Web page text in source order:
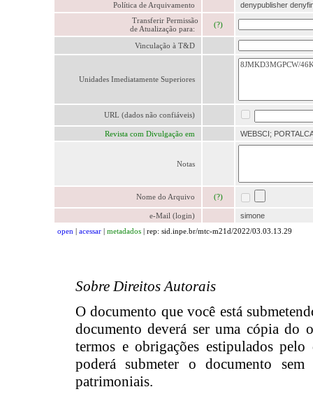
Política de Arquivamento
denypublisher
Transferir Permissão
de Atualização para:
(?)
Vinculação à T&D
Unidades Imediatamente Superiores
URL (dados não confiáveis)
Revista com Divulgação em WEBSCI;
Notas
Nome do Arquivo (?)
e-Mail (login)
simone
open | acessar | metadados | rep: sid.inpe.br/mtc-m21d/2022/03.03.13.29
Sobre Direitos Autorais
O documento que você está
documento deverá ser uma cópia do
termos e obrigações estipulados
poderá submeter o documento
patrimoniais.